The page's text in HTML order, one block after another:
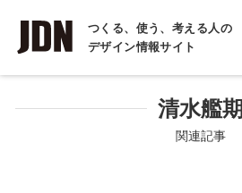
つくる、使う、考える人の
デザイン情報サイト
INTERVIEW
インタビュー
清水艦期
関連記事